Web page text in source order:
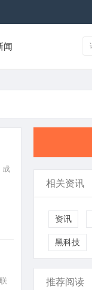
闻
成
相关资讯
资讯
黑科技
推荐阅读